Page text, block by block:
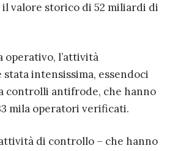
valore storico di 52 miliardi di
operativo, l’attività
stata intensissima, essendoci
controlli antifrode, che hanno
mila operatori verificati.
di controllo – che hanno